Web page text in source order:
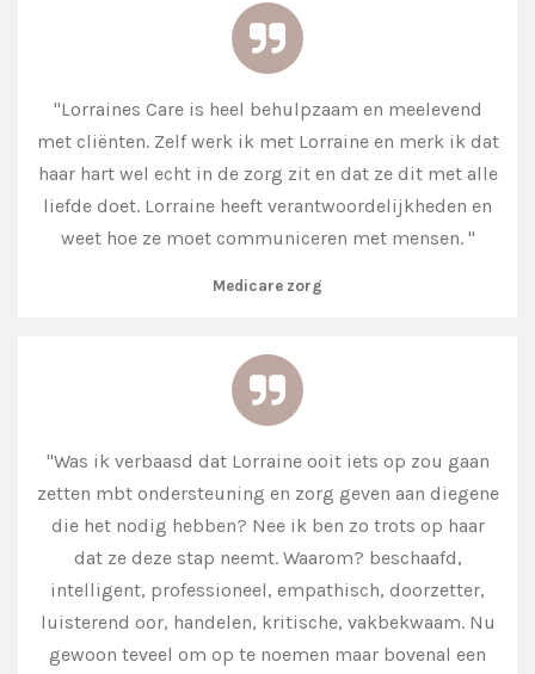
"Lorraines Care is heel behulpzaam en meelevend
met cliënten. Zelf werk ik met Lorraine en merk ik dat
haar hart wel echt in de zorg zit en dat ze dit met alle
liefde doet. Lorraine heeft verantwoordelijkheden en
weet hoe ze moet communiceren met mensen. "
Medicare zorg
"Was ik verbaasd dat Lorraine ooit iets op zou gaan
zetten mbt ondersteuning en zorg geven aan diegene
die het nodig hebben? Nee ik ben zo trots op haar
dat ze deze stap neemt. Waarom? beschaafd,
intelligent, professioneel, empathisch, doorzetter,
luisterend oor, handelen, kritische, vakbekwaam. Nu
gewoon teveel om op te noemen maar bovenal een